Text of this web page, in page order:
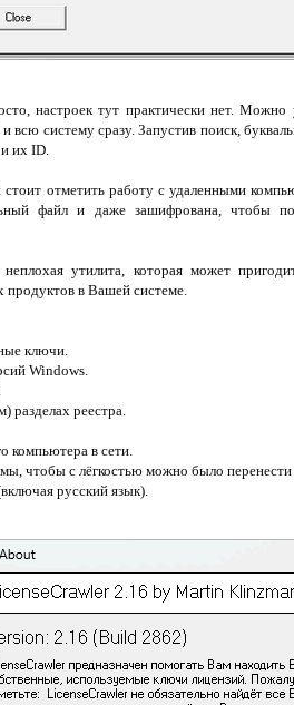
настроек тут практически нет.
всю систему сразу. Запустив поиск,
их ID.
отметить работу с удаленными
файл и даже зашифрована, чтобы
неплохая утилита, которая может
в Вашей системе.
ключи.
Windows.
разделах реестра.
компьютера в сети.
чтобы с лёгкостью можно было перенести
русский язык).